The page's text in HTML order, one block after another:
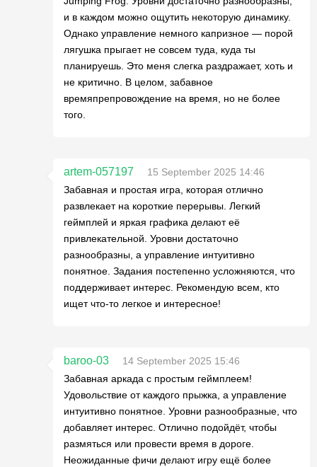
и в каждом можно ощутить некоторую динамику.
Однако управление немного капризное — порой
лягушка прыгает не совсем туда, куда ты
планируешь. Это меня слегка раздражает, хоть и
не критично. В целом, забавное
времяпрепровождение на время, но не более
того.
artem-057197
15 September 2025 14:46
Забавная и простая игра, которая отлично
развлекает на короткие перерывы. Легкий
геймплей и яркая графика делают её
привлекательной. Уровни достаточно
разнообразны, а управление интуитивно
понятное. Задания постепенно усложняются, что
поддерживает интерес. Рекомендую всем, кто
ищет что-то легкое и интересное!
baroo-03
14 September 2025 15:46
Забавная аркада с простым геймплеем!
Удовольствие от каждого прыжка, а управление
интуитивно понятное. Уровни разнообразные, что
добавляет интерес. Отлично подойдёт, чтобы
размяться или провести время в дороге.
Неожиданные фичи делают игру ещё более